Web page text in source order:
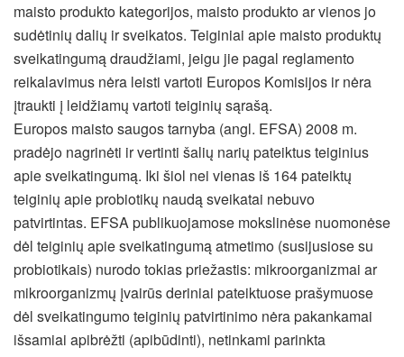
maisto produkto kategorijos, maisto produkto ar vienos jo
sudėtinių dalių ir sveikatos. Teiginiai apie maisto produktų
sveikatingumą draudžiami, jeigu jie pagal reglamento
reikalavimus nėra leisti vartoti Europos Komisijos ir nėra
įtraukti į leidžiamų vartoti teiginių sąrašą.
Europos maisto saugos tarnyba (angl. EFSA) 2008 m.
pradėjo nagrinėti ir vertinti šalių narių pateiktus teiginius
apie sveikatingumą. Iki šiol nei vienas iš 164 pateiktų
teiginių apie probiotikų naudą sveikatai nebuvo
patvirtintas. EFSA publikuojamose mokslinėse nuomonėse
dėl teiginių apie sveikatingumą atmetimo (susijusiose su
probiotikais) nurodo tokias priežastis: mikroorganizmai ar
mikroorganizmų įvairūs deriniai pateiktuose prašymuose
dėl sveikatingumo teiginių patvirtinimo nėra pakankamai
išsamiai apibrėžti (apibūdinti), netinkami parinkta